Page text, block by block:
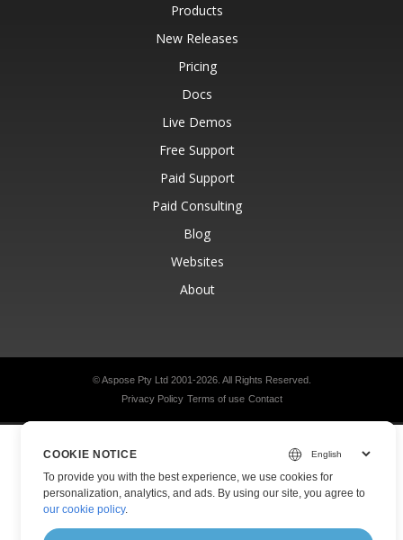
Products
New Releases
Pricing
Docs
Live Demos
Free Support
Paid Support
Paid Consulting
Blog
Websites
About
© Aspose Pty Ltd 2001-2026. All Rights Reserved.
Privacy Policy Terms of use Contact
COOKIE NOTICE
To provide you with the best experience, we use cookies for
personalization, analytics, and ads. By using our site, you agree to
our cookie policy.